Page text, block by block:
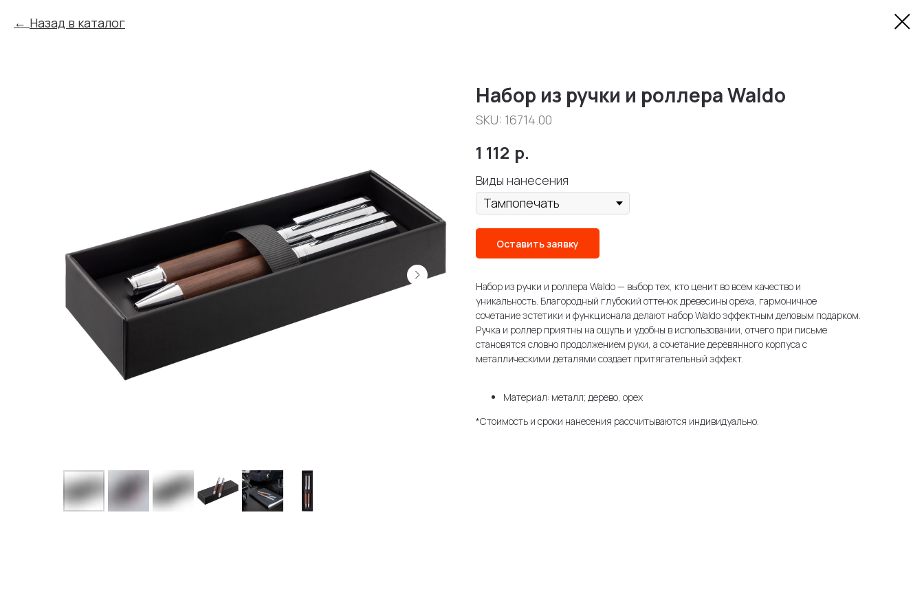
Назад в каталог
Набор из ручки и роллера Waldo
SKU: 16714.00
1 112 р.
Виды нанесения
Оставить заявку
Набор из ручки и роллера Waldo — выбор тех, кто ценит во всем качество и
уникальность. Благородный глубокий оттенок древесины ореха, гармоничное
сочетание эстетики и функционала делают набор Waldo эффектным деловым подарком.
Ручка и роллер приятны на ощупь и удобны в использовании, отчего при письме
становятся словно продолжением руки, а сочетание деревянного корпуса с
металлическими деталями создает притягательный эффект.
Материал: металл; дерево, орех
*Стоимость и сроки нанесения рассчитываются индивидуально.